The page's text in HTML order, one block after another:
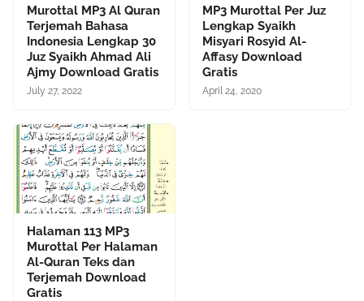
Murottal MP3 Al Quran
Terjemah Bahasa
Indonesia Lengkap 30
Juz Syaikh Ahmad Ali
Ajmy Download Gratis
July 27, 2022
MP3 Murottal Per Juz
Lengkap Syaikh
Misyari Rosyid Al-
Affasy Download
Gratis
April 24, 2020
Halaman 113 MP3
Murottal Per Halaman
Al-Quran Teks dan
Terjemah Download
Gratis